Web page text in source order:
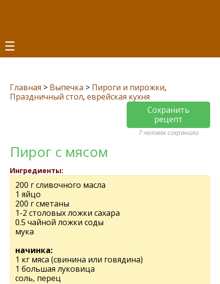
☰
Главная > Выпечка > Пироги и пирожки,
Праздничный стол, еврейская кухня
Сохранить
рецепт
7 человек сохранили
Пирог с мясом
Ингредиенты:
200 г сливочного масла
1 яйцо
200 г сметаны
1-2 столовых ложки сахара
0.5 чайной ложки соды
мука
начинка:
1 кг мяса (свинина или говядина)
1 большая луковица
соль, перец